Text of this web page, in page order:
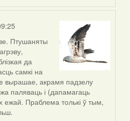
Птушаняты
да
самкі на
вырашае, акрамя падзелу
паляваць і (дапамагаць
ежай. Праблема толькі ў тым,